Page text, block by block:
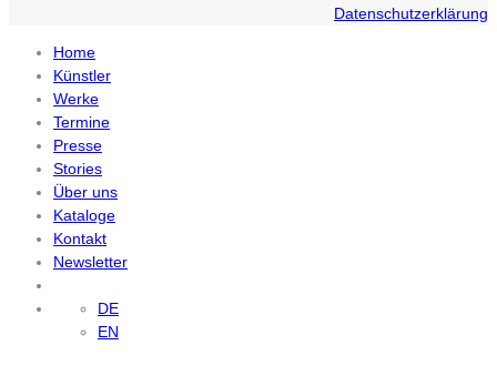
Datenschutzerklärung
Home
Künstler
Werke
Termine
Presse
Stories
Über uns
Kataloge
Kontakt
Newsletter
DE
EN